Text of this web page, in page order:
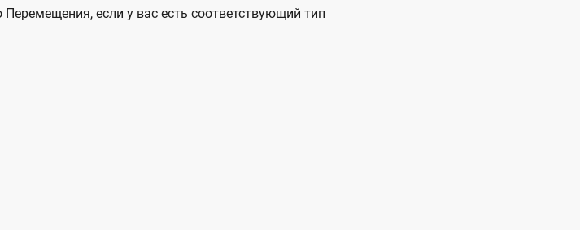
Перемещения, если у вас есть соответствующий тип